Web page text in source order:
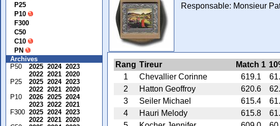
P25
P10
F300
C50
C10
PN
Archives
P50
2025 2024 2023
2022 2021 2020
P25
2025 2024 2023
2022 2021 2020
P10
2026 2025 2024
2023 2022 2021
F300 2025 2024 2023
2022 2021 2020
Responsable: Monsieur
Rang Tireur Match 1
1
Chevallier Corinne 619.1
2
Hatton Geoffroy 620.6
3
Seiler Michael 615.4
4
Hauri Melody 615.8